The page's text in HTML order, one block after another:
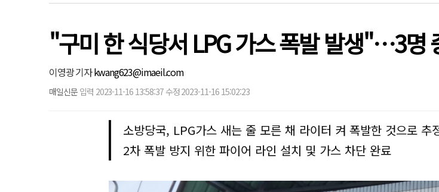
"구미 한 식당서 LPG 가스 폭발 발생"…3명
이영광 기자kwang623@imaeil.com
매일신문 입력 2023-11-16 13:58:37 수정 2023-11-16 15:02:23
소방당국, LPG가스 새는 줄 모른 채 라이터 켜 폭발한 것으로 추
2차 폭발 방지 위한 파이어 라인 설치 및 가스 차단 완료